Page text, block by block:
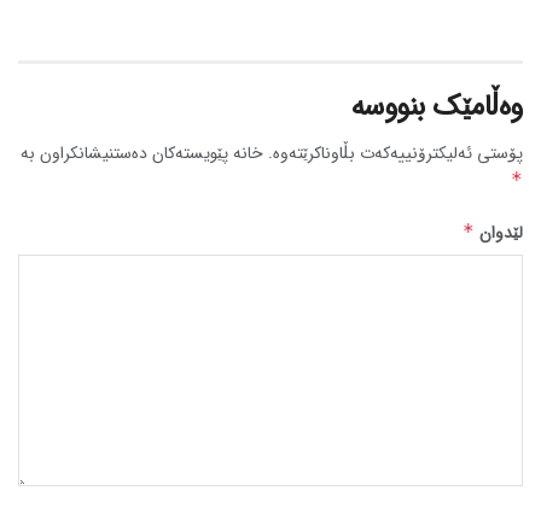
وەڵامێک بنووسە
پۆستی ئەلیکترۆنییەکەت بڵاوناکرێتەوە. خانە پێویستەکان دەستنیشانکراون بە
*
لێدوان *